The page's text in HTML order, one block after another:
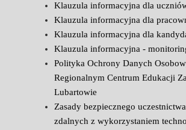
Klauzula informacyjna dla
Klauzula informacyjna dla
Klauzula informacyjna dla
Klauzula informacyjna -
Polityka Ochrony Danych
Regionalnym Centrum Edukacji
Lubartowie
Zasady bezpiecznego
zdalnych z wykorzystaniem